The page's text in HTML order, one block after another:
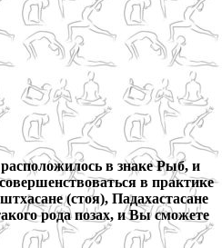
в знаке Рыб, и
в практике
(стоя), Падахастасане
рода позах, и Вы сможете